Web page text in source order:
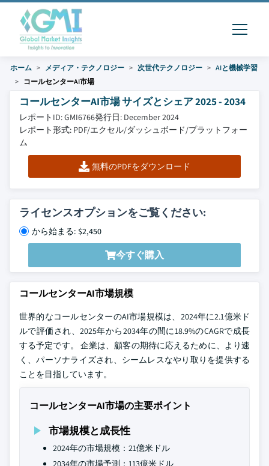
ホーム メディア・テクノロジー 次世代テクノロジー
AIと機械学習
コールセンターAI市場
コールセンターAI市場 サイズとシェア 2025 - 2034
レポートID: GMI6766発行日: December 2024
レポート形式: PDF/エクセル/ダッシュボード/プラットフォー
ム
無料のPDFをダウンロード
ライセンスオプションをご覧ください:
から始まる: $2,450
今すぐ購入
コールセンターAI市場規模
世界的なコールセンターのAI市場規模は、2024年に2.1億米ド
ルで評価され、2025年から2034年の間に18.9%のCAGRで成長
する予定です。 企業は、顧客の期待に応えるために、より速
く、パーソナライズされ、シームレスなやり取りを提供する
ことを目指しています。
コールセンターAI市場の主要ポイント
市場規模と成長性
2024年の市場規模：21億米ドル
2034年の市場予測：113億米ドル